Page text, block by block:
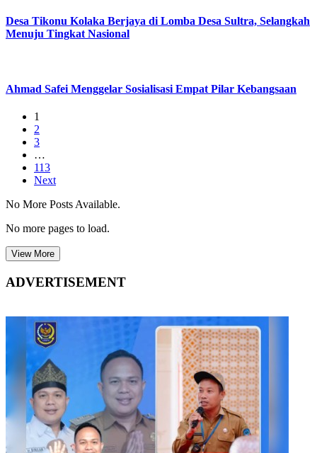
Desa Tikonu Kolaka Berjaya di Lomba Desa Sultra, Selangkah
Menuju Tingkat Nasional
Ahmad Safei Menggelar Sosialisasi Empat Pilar Kebangsaan
1
2
3
…
113
Next
No More Posts Available.
No more pages to load.
View More
ADVERTISEMENT